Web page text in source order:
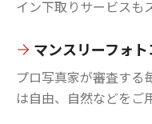
イン下取りサービスも
マンスリーフォ
プロ写真家が審査する
は自由、自然などをご